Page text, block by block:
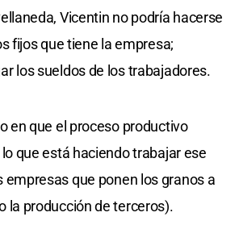
Vicentin no podría hacerse
fijos que tiene la empresa;
los sueldos de los trabajadores.
en que el proceso productivo
que está haciendo trabajar ese
empresas que ponen los granos a
la producción de terceros).